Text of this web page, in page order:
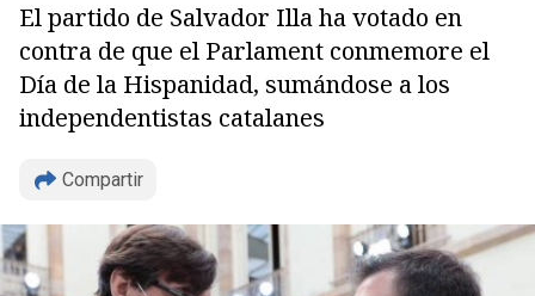
El partido de Salvador Illa ha votado en
contra de que el Parlament conmemore el
Día de la Hispanidad, sumándose a los
independentistas catalanes
Compartir
Copiar